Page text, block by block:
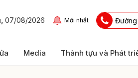
07/08/2026 Mới nhất Đường
Media Thành tựu và Phát